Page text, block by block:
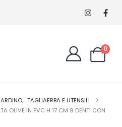
0
, TAGLIAERBA E UTENSILI
OLIVE IN PVC H 17 CM 9 DENTI CON